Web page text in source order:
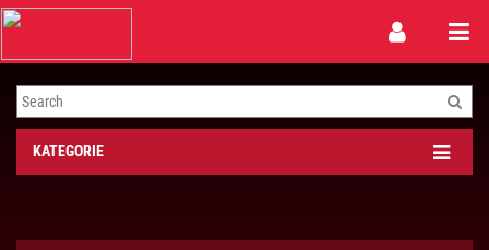
Toggle
Toggle
navigation
KATEGORIE